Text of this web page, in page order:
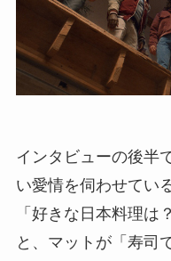
インタビューの後半
い愛情を伺わせてい
「好きな日本料理は
と、マットが「寿司